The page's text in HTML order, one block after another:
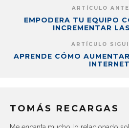
ARTÍCULO
EMPODERA TU EQUIPO
INCREMENTAR
ARTÍCULO
APRENDE CÓMO
INTERNET
TOMÁS RECARGAS